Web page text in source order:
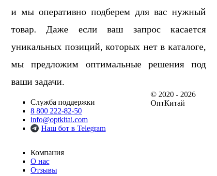
и мы оперативно подберем для вас нужный
товар. Даже если ваш запрос касается
уникальных позиций, которых нет в каталоге,
мы предложим оптимальные решения под
ваши задачи.
Служба поддержки
8 800 222-82-50
info@optkitai.com
Наш бот в Telegram
Компания
О нас
Отзывы
© 2020 - 2026
ОптКитай